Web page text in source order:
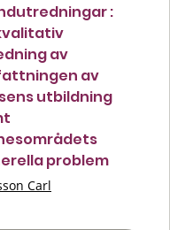
:
av
av
utbildning
problem
Carl